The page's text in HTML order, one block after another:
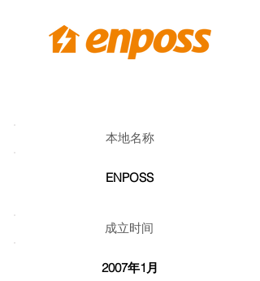
本地名称
ENPOSS
成立时间
2007年1月